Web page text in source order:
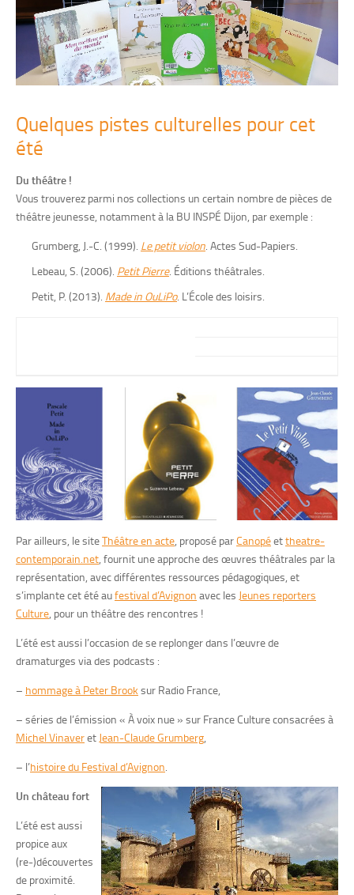
Quelques pistes culturelles pour cet
été
Du théâtre !
Vous trouverez parmi nos collections un certain nombre de pièces de
théâtre jeunesse, notamment à la BU INSPÉ Dijon, par exemple :
Grumberg, J.-C. (1999). Le petit violon. Actes Sud-Papiers.
Lebeau, S. (2006). Petit Pierre. Éditions théâtrales.
Petit, P. (2013). Made in OuLiPo. L’École des loisirs.
Par ailleurs, le siteThéâtre en acte , proposé parCanopéettheatre-
contemporain.net , fournit une approche des œuvres théâtrales par la
représentation, avec différentes ressources pédagogiques, et
s’implante cet été aufestival d’Avignon avec les Jeunes reporters
Culture , pour un théâtre des rencontres !
L’été est aussi l’occasion de se replonger dans l’œuvre de
dramaturges via des podcasts :
– hommage à Peter Brook sur Radio France,
– séries de l’émission « À voix nue » sur France Culture consacrées à
Michel Vinaveret Jean-Claude Grumberg
– l’histoire du Festival d’Avignon
Un château fort
L’été est aussi
propice aux
(re-)découvertes
de proximité.